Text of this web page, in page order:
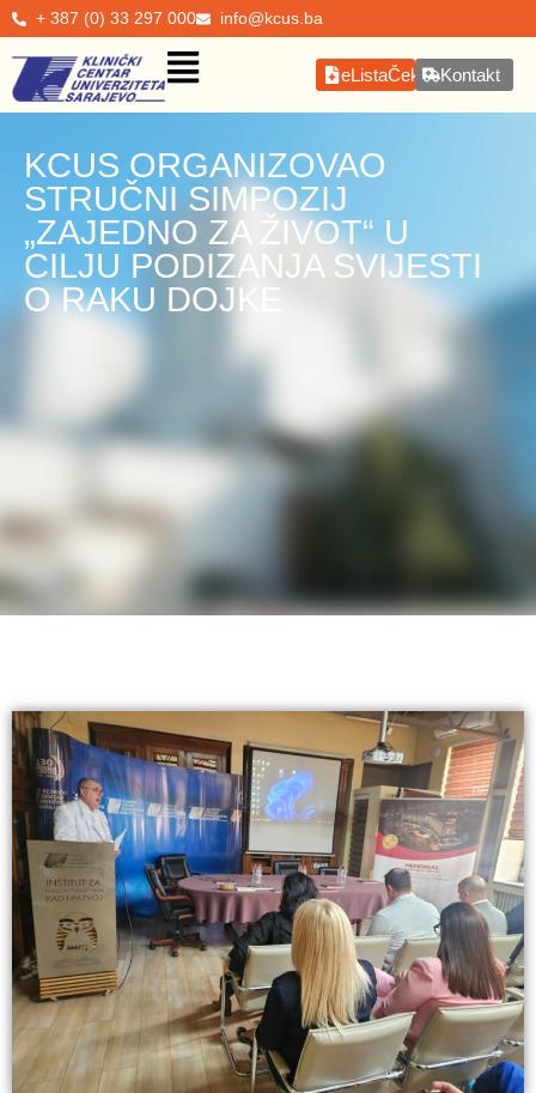
+ 387 (0) 33 297 000 info@kcus.ba
eListaČekanjaKontakt
KCUS ORGANIZOVAO
STRUČNI SIMPOZIJ
„ZAJEDNO ZA ŽIVOT“ U
CILJU PODIZANJA SVIJESTI
O RAKU DOJKE